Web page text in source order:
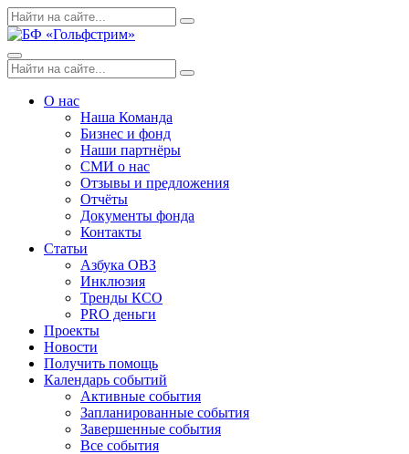
Skip
to
Поиск
по:
Search
Menu
Поиск
по:
Search
О нас
Наша Команда
Бизнес и фонд
Наши партнёры
СМИ о нас
Отзывы и предложения
Отчёты
Документы фонда
Контакты
Статьи
Азбука ОВЗ
Инклюзия
Тренды КСО
PRO деньги
Проекты
Новости
Получить помощь
Календарь событий
Активные события
Запланированные события
Завершенные события
Все события